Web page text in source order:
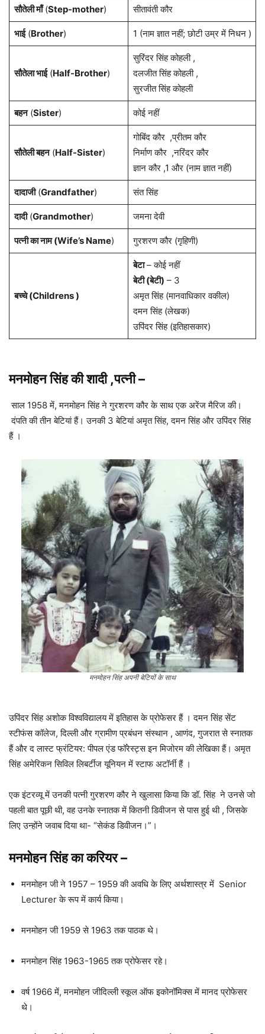
सौतेली माँ(Step-mother) सीतावंती कौर
भाई(Brother) 1 (नाम ज्ञात नहीं; छोटी उम्र में निधन )
सौतेला भाई(Half-Brother)
सुरिंदर सिंह कोहली ,
दलजीत सिंह कोहली ,
सुरजीत सिंह कोहली
बहन(Sister) कोई नहीं
सौतेली बहन(Half-Sister)
गोबिंद कौर ,प्रीतम कौर
निर्माण कौर ,नरिंदर कौर
ज्ञान कौर ,1 और (नाम ज्ञात नहीं)
दादाजी(Grandfather) संत सिंह
दादी(Grandmother) जमना देवी
पत्नी का नाम (Wife’s Name) गुरशरण कौर (गृहिणी)
बच्चे (Childrens )
बेटा– कोई नहीं
बेटी (बेटी) – 3
अमृत सिंह (मानवाधिकार वकील)
दमन सिंह (लेखक)
उपिंदर सिंह (इतिहासकार)
मनमोहन सिंह की शादी ,पत्नी–
साल 1958 में, मनमोहन सिंह ने गुरशरण कौर के साथ एक अरेंज मैरिज की।
दंपति की तीन बेटियां हैं। उनकी 3 बेटियां अमृत सिंह, दमन सिंह और उपिंदर सिंह
हैं ।
मनमोहन सिंह अपनी बेटियों के साथ
उपिंदर सिंह अशोक विश्वविद्यालय में इतिहास के प्रोफेसर हैं । दमन सिंह सेंट
स्टीफंस कॉलेज, दिल्ली और ग्रामीण प्रबंधन संस्थान , आणंद, गुजरात से स्नातक
हैं और द लास्ट फ्रंटियर: पीपल एंड फॉरेस्ट्स इन मिजोरम की लेखिका हैं। अमृत ​​
सिंह अमेरिकन सिविल लिबर्टीज यूनियन में स्टाफ अटॉर्नी हैं ।
एक इंटरव्यू में उनकी पत्नी गुरशरण कौर ने खुलासा किया कि डॉ. सिंह ने उनसे जो
पहली बात पूछी थी, वह उनके स्नातक में कितनी डिवीजन से पास हुई थी , जिसके
लिए उन्होंने जवाब दिया था- “सेकंड डिवीजन।”।
मनमोहन सिंहका करियर–
मनमोहन जी ने 1957 – 1959 की अवधि के लिए अर्थशास्त्र में Senior
Lecturer के रूप में कार्य किया।
मनमोहन जी 1959 से 1963 तक पाठक थे।
मनमोहन सिंह 1963-1965 तक प्रोफेसर रहे।
वर्ष 1966 में, मनमोहन जीदिल्ली स्कूल ऑफ इकोनॉमिक्स में मानद प्रोफेसर
थे।